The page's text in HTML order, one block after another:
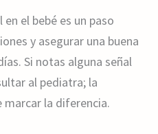
el bebé es un paso
y asegurar una buena
Si notas alguna señal
al pediatra; la
la diferencia.